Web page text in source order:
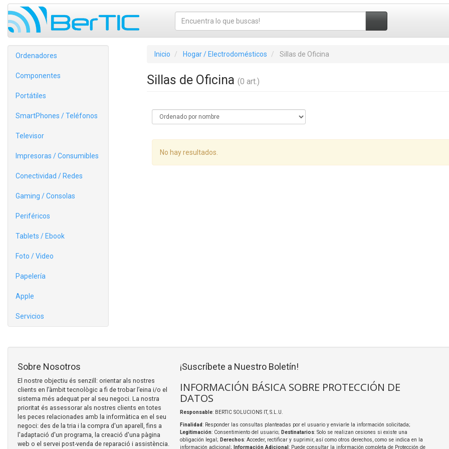
Ordenadores
Componentes
Portátiles
SmartPhones / Teléfonos
Televisor
Impresoras / Consumibles
Conectividad / Redes
Gaming / Consolas
Periféricos
Tablets / Ebook
Foto / Video
Papelería
Apple
Servicios
Inicio Hogar / Electrodomésticos Sillas de Oficina
Sillas de Oficina (0 art.)
No hay resultados.
Sobre Nosotros
El nostre objectiu és senzill: orientar als nostres
clients en l’àmbit tecnològic a fi de trobar l’eina i/o el
sistema més adequat per al seu negoci. La nostra
prioritat és assessorar als nostres clients en totes
les peces relacionades amb la informàtica en el seu
negoci: des de la tria i la compra d'un aparell, fins a
l'adaptació d'un programa, la creació d'una pàgina
web o el servei post-venda de reparació i assistència.
¡Suscríbete a Nuestro Boletín!
INFORMACIÓN BÁSICA SOBRE PROTECCIÓN DE
DATOS
Responsable: BERTIC SOLUCIONS IT, S.L.U.
Finalidad: Responder las consultas planteadas por el usuario y enviarle la información solicitada;
Legitimación: Consentimiento del usuario; Destinatarios: Solo se realizan cesiones si existe una
obligación legal; Derechos: Acceder, rectificar y suprimir, así como otros derechos, como se indica en la
información adicional;
Información Adicional : Puede consultar la información completa de Protección de